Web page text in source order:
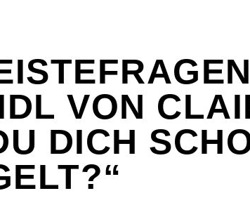
VON
DICH